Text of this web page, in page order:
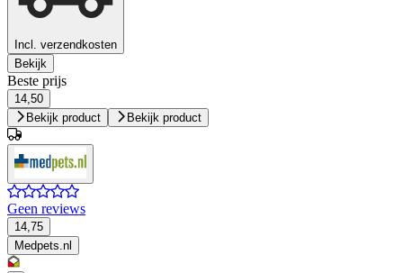
Incl. verzendkosten
Bekijk
Beste prijs
14,50
Bekijk product
Bekijk product
Geen reviews
14,75
Medpets.nl